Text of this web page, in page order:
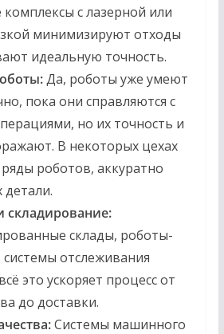
с лазерной или
минимизируют отходы
идеальную точность.
Да, роботы уже умеют
пока они справляются с
но их точность и
В некоторых цехах
роботов, аккуратно
складирование:
склады, роботы-
системы отслеживания
это ускоряет процесс от
до доставки.
Системы машинного